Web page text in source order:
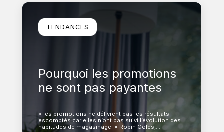
En savoir plus
TENDANCES
Pourquoi les promotions
ne sont pas payantes
« les promotions ne délivrent pas les résultats
escomptés car elles n’ont pas suivi l’évolution des
habitudes de magasinage. » Robin Coles,…